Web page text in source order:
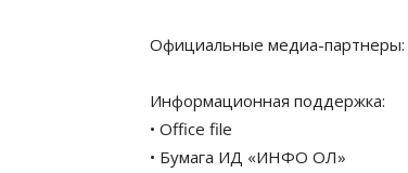
Официальные медиа-партнеры:
Информационная поддержка:
• Office file
• Бумага ИД «ИНФО ОЛ»